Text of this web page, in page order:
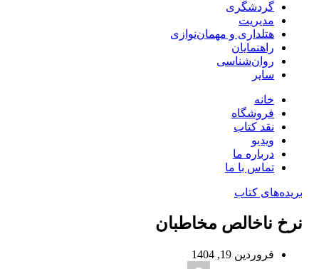
گردشگری
مدیریت
هتلداری و مهمان‌نوازی
راهنمایان
روان‌شناسی
سایر
خانه
فروشگاه
نقد کتاب
ویدیو
درباره‌ ما
تماس با ما
بریده‌های کتاب
نرخ ناخالص مخاطبان
فروردین 19, 1404